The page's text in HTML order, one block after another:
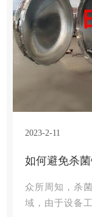
2023-2-11
如何避免杀
众所周知，杀
域，由于设备